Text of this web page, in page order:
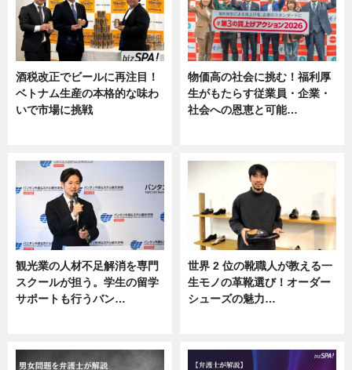
酒税改正でビールに再注目！
ベトナム生産の本格的な味わ
いで市場に挑戦
物価高の社会に挑む！福利厚
生がもたらす従業員・企業・
社会への恩恵と可能…
観光業の人材不足解消を専門
スクールが担う。学生の留学
サポートも行うバン…
世界 2 位の靴職人が教える一
生モノの革靴選び！オーダー
シューズの魅力…